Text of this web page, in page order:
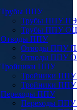
Трубы ППУ
Трубы ППУ ПЭ
Трубы ППУ ОЦ
Отводы ППУ
Отводы ППУ
Отводы ППУ
Тройники ППУ
Тройники
Тройники
Переходы ППУ
Переходы